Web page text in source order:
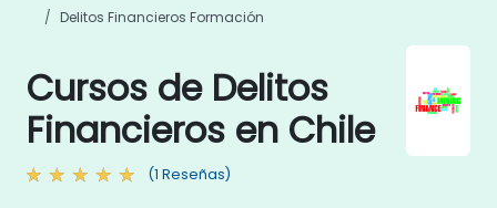
Delitos Financieros Formación
Cursos de Delitos
Financieros en Chile
(1 Reseñas)